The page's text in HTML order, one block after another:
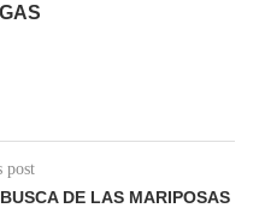
post
DE LAS MARIPOSAS